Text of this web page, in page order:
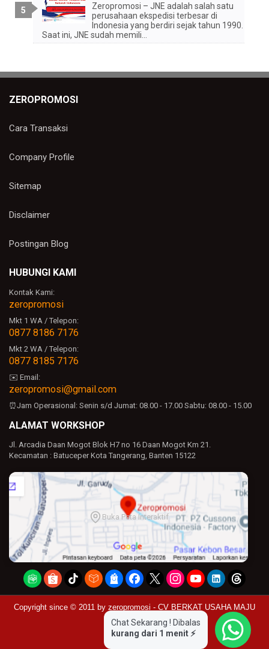
Zeropromosi – JNE adalah salah satu
perusahaan ekspedisi terbesar di
Indonesia yang berdiri sejak tahun 1990.
Saat ini, JNE sudah memili...
ZEROPROMOSI
Cara Transaksi
Company Profile
Sitemap
Disclaimer
Postingan Blog
HUBUNGI KAMI
Kontak Kami:
zeropromosi
Mkt 1 WA / Telepon:
0877 8186 7176
Mkt 2 WA / Telepon:
0877 8185 7176
✉️ Email:
zeropromosi@gmail.com
⏰Jam Operasional: Senin s/d Jumat: 08.00 - 17.00 Sabtu: 08.00 - 15.00
ALAMAT WORKSHOP
Jl. Arcadia Daan Mogot Blok H7 no 16 Daan Mogot Km 21.
Kecamatan : Batuceper Kota Tangerang, Banten 15122
Buka Peta Interaktif
Copyright since © 2011 by zeropromosi - CV BERKAT USAHA MAJU
Chat Sekarang ! Dibalas
kurang dari 1 menit ⚡